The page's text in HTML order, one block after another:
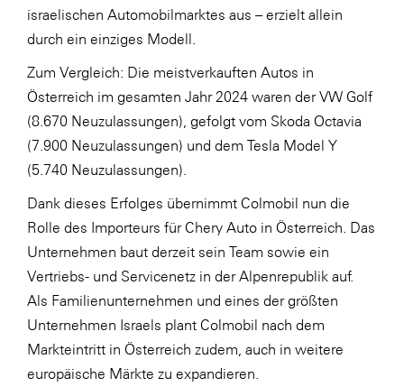
israelischen Automobilmarktes aus – erzielt allein
durch ein einziges Modell.
Zum Vergleich: Die meistverkauften Autos in
Österreich im gesamten Jahr 2024 waren der VW Golf
(8.670 Neuzulassungen), gefolgt vom Skoda Octavia
(7.900 Neuzulassungen) und dem Tesla Model Y
(5.740 Neuzulassungen).
Dank dieses Erfolges übernimmt Colmobil nun die
Rolle des Importeurs für Chery Auto in Österreich. Das
Unternehmen baut derzeit sein Team sowie ein
Vertriebs- und Servicenetz in der Alpenrepublik auf.
Als Familienunternehmen und eines der größten
Unternehmen Israels plant Colmobil nach dem
Markteintritt in Österreich zudem, auch in weitere
europäische Märkte zu expandieren.